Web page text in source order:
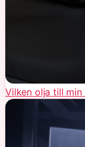
Vilken olja till